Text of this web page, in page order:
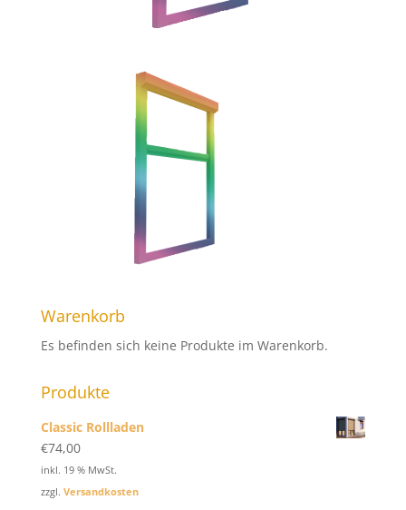
Warenkorb
Es befinden sich keine Produkte im Warenkorb.
Produkte
Classic Rollladen
€74,00
inkl. 19 % MwSt.
zzgl. Versandkosten